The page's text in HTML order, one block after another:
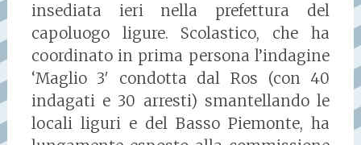
insediata ieri nella prefettura del
capoluogo ligure. Scolastico, che ha
coordinato in prima persona l’indagine
‘Maglio 3′ condotta dal Ros (con 40
indagati e 30 arresti) smantellando le
locali liguri e del Basso Piemonte, ha